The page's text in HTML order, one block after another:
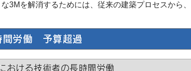
3Mを解消するためには、従来の建築プロセスから
間労働 予算超過
おける技術者の長時間労働